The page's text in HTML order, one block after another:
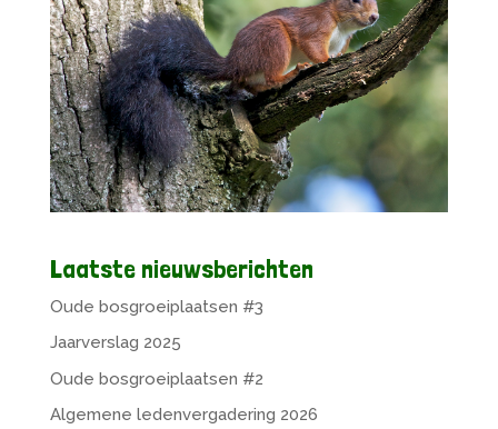
Laatste nieuwsberichten
Oude bosgroeiplaatsen #3
Jaarverslag 2025
Oude bosgroeiplaatsen #2
Algemene ledenvergadering 2026